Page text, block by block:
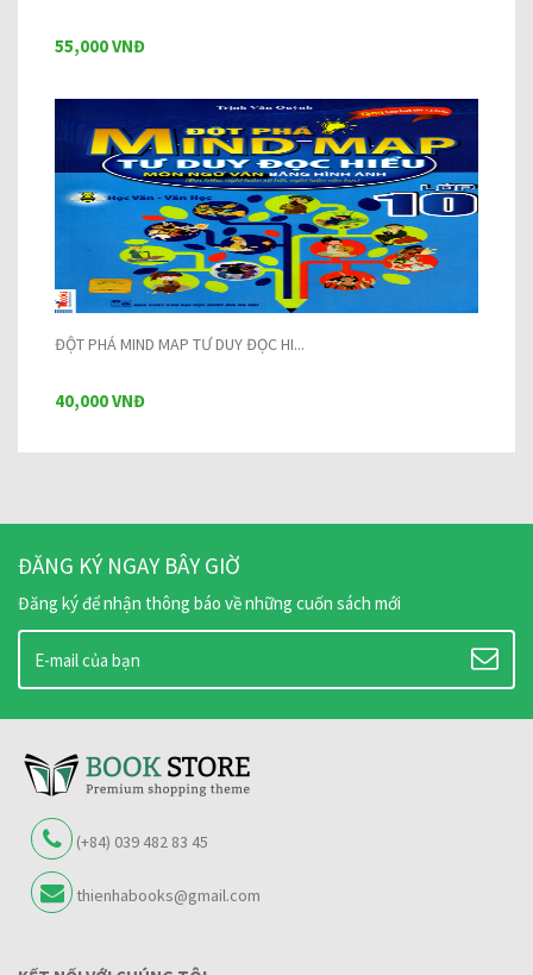
55,000 VNĐ
ĐỘT PHÁ MIND MAP TƯ DUY ĐỌC HI...
40,000 VNĐ
ĐĂNG KÝ NGAY BÂY GIỜ
Đăng ký để nhận thông báo về những cuốn sách mới
(+84) 039 482 83 45
thienhabooks@gmail.com